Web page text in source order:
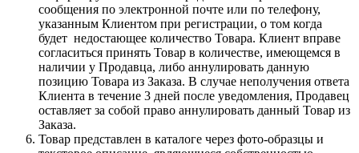
сообщения по электронной почте или по телефону,
указанным Клиентом при регистрации, о том когда
будет недостающее количество Товара. Клиент вправе
согласиться принять Товар в количестве, имеющемся в
наличии у Продавца, либо аннулировать данную
позицию Товара из Заказа. В случае неполучения ответа
Клиента в течение 3 дней после уведомления, Продавец
оставляет за собой право аннулировать данный Товар из
Заказа.
Товар представлен в каталоге через фото-образцы и